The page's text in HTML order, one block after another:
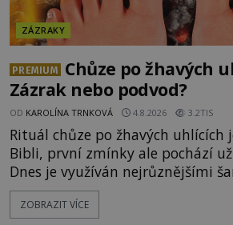
ZÁZRAKY
PREMIUM
Chůze po žhavých
Zázrak nebo podvod?
OD KAROLÍNA TRNKOVÁ 4.8.2026 3.2TIS
Rituál chůze po žhavých uhlících
Bibli, první zmínky ale pochází
Dnes je využíván nejrůznějšími
spirituální síly či vnitřního klidu.
si při něm člověk nepopálí nohy,
ZOBRAZIT VÍCE